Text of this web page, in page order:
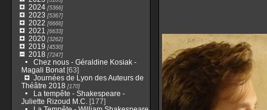
2024[5366]
2023 [5367]
2022 [6666]
2021 [6633]
2020[3262]
2019 [4530]
2018 [7247]
Chez nous - Géraldine Kosiak -
Magali Bonat[63]
Journées de Lyon des Auteurs de
Théâtre 2018 [170]
La tempête - Shakespeare -
Juliette Rizoud M.C.
[177]